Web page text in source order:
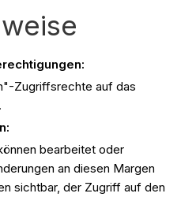
Zugriffsrechte auf das
bearbeitet oder
an diesen Margen
sichtbar, der Zugriff auf den